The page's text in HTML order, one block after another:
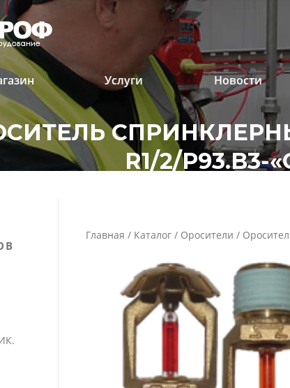
Услуги Новости
R1/2/P93.B3-
Главная / Каталог / Оросители /